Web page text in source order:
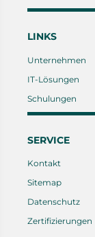
LINKS
Unternehmen
IT-Lösungen
Schulungen
SERVICE
Kontakt
Sitemap
Datenschutz
Zertifizierungen